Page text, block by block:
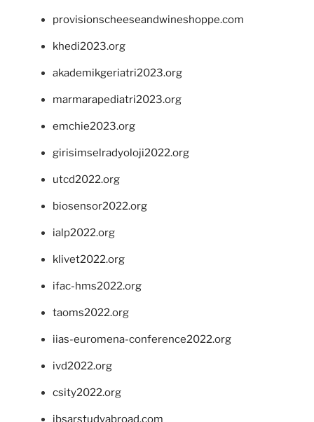
provisionscheeseandwineshoppe.com
khedi2023.org
akademikgeriatri2023.org
marmarapediatri2023.org
emchie2023.org
girisimselradyoloji2022.org
utcd2022.org
biosensor2022.org
ialp2022.org
klivet2022.org
ifac-hms2022.org
taoms2022.org
iias-euromena-conference2022.org
ivd2022.org
csity2022.org
ibsarstudyabroad.com